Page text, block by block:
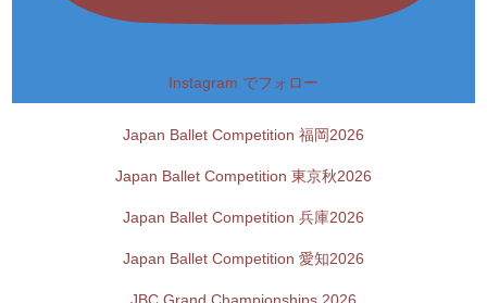
Instagram でフォロー
Japan Ballet Competition 福岡2026
Japan Ballet Competition 東京秋2026
Japan Ballet Competition 兵庫2026
Japan Ballet Competition 愛知2026